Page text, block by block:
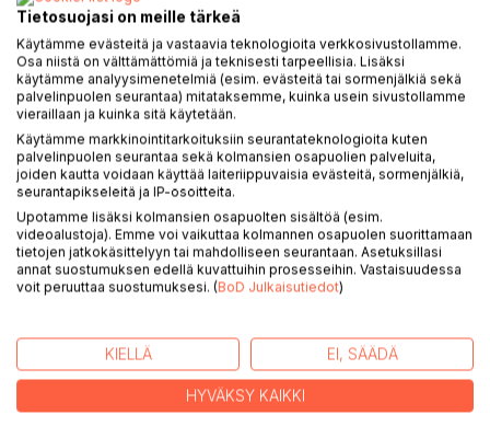
Arvostele tuote
KUVAUS
Siskosimulaattori on romaani luottamuksesta,
epämukavuusalueelle menemisestä ja oman äänen
löytämisestä.
Jäälinjärven rannalla sijaitsee retriitti, jonka omistavat
siskokset Maria, Tiina ja Anne. He haluavat auttaa erityisesti
sellaisia naisia, jotka ovat kokeneet henkilökohtaisen
menetyksen, eivätkä pääse elämässä eteenpäin.
Tietosuojasi on meille tärkeä
Käytämme evästeitä ja vastaavia teknologioita verkkosivustollamme.
Osa niistä on välttämättömiä ja teknisesti tarpeellisia. Lisäksi
käytämme analyysimenetelmiä (esim. evästeitä tai sormenjälkiä sekä
palvelinpuolen seurantaa) mitataksemme, kuinka usein sivustollamme
vieraillaan ja kuinka sitä käytetään.
Käytämme markkinointitarkoituksiin seurantateknologioita kuten
palvelinpuolen seurantaa sekä kolmansien osapuolien palveluita,
joiden kautta voidaan käyttää laiteriippuvaisia evästeitä, sormenjälkiä,
seurantapikseleitä ja IP-osoitteita.
Upotamme lisäksi kolmansien osapuolten sisältöä (esim.
videoalustoja). Emme voi vaikuttaa kolmannen osapuolen suorittamaan
tietojen jatkokäsittelyyn tai mahdolliseen seurantaan. Asetuksillasi
annat suostumuksen edellä kuvattuihin prosesseihin. Vastaisuudessa
voit peruuttaa suostumuksesi. (BoD Julkaisutiedot)
KIELLÄ EI, SÄÄDÄ
HYVÄKSY KAIKKI